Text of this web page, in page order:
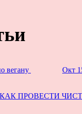
вегану Окт
КАК ПРОВЕСТИ